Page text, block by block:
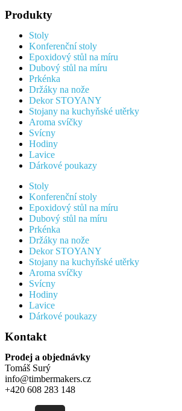
Produkty
Stoly
Konferenční stoly
Epoxidový stůl na míru
Dubový stůl na míru
Prkénka
Držáky na nože
Dekor STOYANY
Stojany na kuchyňské utěrky
Aroma svíčky
Svícny
Hodiny
Lavice
Dárkové poukazy
Stoly
Konferenční stoly
Epoxidový stůl na míru
Dubový stůl na míru
Prkénka
Držáky na nože
Dekor STOYANY
Stojany na kuchyňské utěrky
Aroma svíčky
Svícny
Hodiny
Lavice
Dárkové poukazy
Kontakt
Prodej a objednávky
Tomáš Surý
info@timbermakers.cz
+420 608 283 148